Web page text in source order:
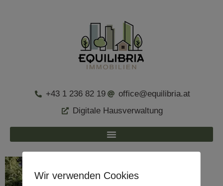
+43 1 236 82 19
office@equilibria.at
Digitale Hausverwaltung
Wir verwenden Cookies